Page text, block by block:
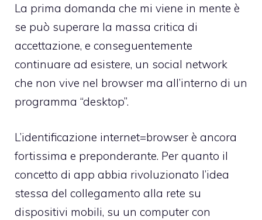
La prima domanda che mi viene in mente è
se può superare la massa critica di
accettazione, e conseguentemente
continuare ad esistere, un social network
che non vive nel browser ma all’interno di un
programma “desktop”.
L’identificazione internet=browser è ancora
fortissima e preponderante. Per quanto il
concetto di app abbia rivoluzionato l’idea
stessa del collegamento alla rete su
dispositivi mobili, su un computer con